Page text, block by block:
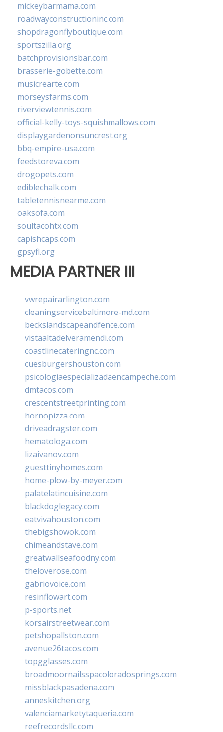
mickeybarmama.com
roadwayconstructioninc.com
shopdragonflyboutique.com
sportszilla.org
batchprovisionsbar.com
brasserie-gobette.com
musicrearte.com
morseysfarms.com
riverviewtennis.com
official-kelly-toys-squishmallows.com
displaygardenonsuncrest.org
bbq-empire-usa.com
feedstoreva.com
drogopets.com
ediblechalk.com
tabletennisnearme.com
oaksofa.com
soultacohtx.com
capishcaps.com
gpsyfl.org
MEDIA PARTNER III
vwrepairarlington.com
cleaningservicebaltimore-md.com
beckslandscapeandfence.com
vistaaltadelveramendi.com
coastlinecateringnc.com
cuesburgershouston.com
psicologiaespecializadaencampeche.com
dmtacos.com
crescentstreetprinting.com
hornopizza.com
driveadragster.com
hematologa.com
lizaivanov.com
guesttinyhomes.com
home-plow-by-meyer.com
palatelatincuisine.com
blackdoglegacy.com
eatvivahouston.com
thebigshowok.com
chimeandstave.com
greatwallseafoodny.com
theloverose.com
gabriovoice.com
resinflowart.com
p-sports.net
korsairstreetwear.com
petshopallston.com
avenue26tacos.com
topgglasses.com
broadmoornailsspacoloradosprings.com
missblackpasadena.com
anneskitchen.org
valenciamarketytaqueria.com
reefrecordsllc.com